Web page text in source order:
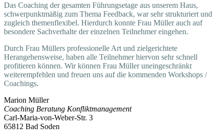
Das Coaching der gesamten Führungsetage aus unserem Haus,
schwerpunktmäßig zum Thema Feedback, war sehr strukturiert und
zugleich themenflexibel. Hierdurch konnte Frau Müller auch auf
besondere Sachverhalte der einzelnen Teilnehmer eingehen.
Durch Frau Müllers professionelle Art und zielgerichtete
Herangehensweise, haben alle Teilnehmer hiervon sehr schnell
profitieren können. Wir können Frau Müller uneingeschränkt
weiterempfehlen und freuen uns auf die kommenden Workshops /
Coachings.
Marion Müller
Coaching Beratung Konfliktmanagement
Carl-Maria-von-Weber-Str. 3
65812 Bad Soden